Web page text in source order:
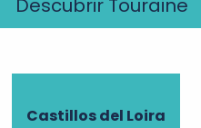
Descubrir Touraine
Castillos del Loira